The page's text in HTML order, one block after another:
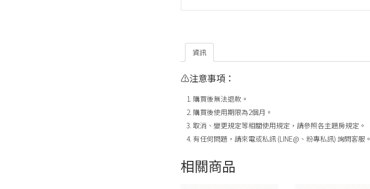
資訊
⚠️注意事項：
購買後無法退款。
購買後使用期限為2個月。
取消、變更規定等相關使用規定，請參照各主題房規定。
有任何問題，請來電或私訊 (LINE@、粉專私訊) 詢問客服。
相關商品